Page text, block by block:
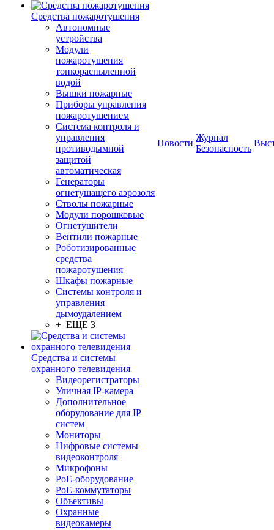
Средства пожаротушения
Автономные
устройства
Модули
пожаротушения
тонкораспыленной
водой
Вышки пожарные
Приборы управления
пожаротушением
Система контроля и
управления
противодымной
защитой
автоматическая
Генераторы
огнетушащего аэрозоля
Стволы пожарные
Модули порошковые
Огнетушители
Вентили пожарные
Роботизированные
средства
пожаротушения
Шкафы пожарные
Системы контроля и
управления
дымоудалением
+ ЕЩЕ 3
Средства и системы
охранного телевидения
Видеорегистраторы
Уличная IP-камера
Дополнительное
оборудование для IP
систем
Мониторы
Цифровые системы
видеоконтроля
Микрофоны
PoE-оборудование
PoE-коммутаторы
Объективы
Охранные
видеокамеры
Новости
Журнал
Безопасность